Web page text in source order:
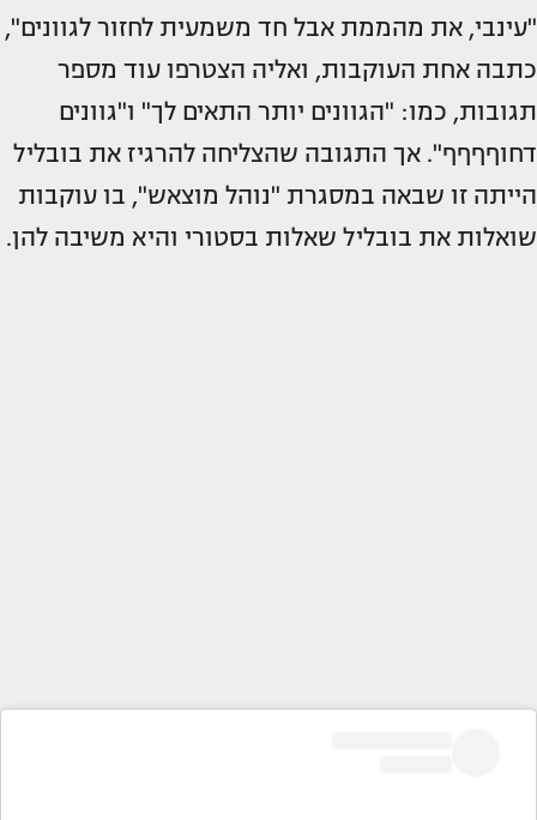
"עינבי, את מהממת אבל חד משמעית לחזור לגוונים",
כתבה אחת העוקבות, ואליה הצטרפו עוד מספר
תגובות, כמו: "הגוונים יותר התאים לך" ו"גוונים
דחוףףףף". אך התגובה שהצליחה להרגיז את בובליל
הייתה זו שבאה במסגרת "נוהל מוצאש", בו עוקבות
שואלות את בובליל שאלות בסטורי והיא משיבה להן.